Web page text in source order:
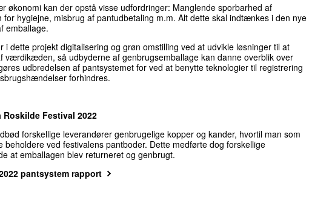
økonomi kan der opstå visse udfordringer: Manglende sporbarhed af
hygiejne, misbrug af pantudbetaling m.m. Alt dette skal indtænkes i den nye
emballage.
i dette projekt digitalisering og grøn omstilling ved at udvikle løsninger til at
værdikæden, så udbyderne af genbrugsemballage kan danne overblik over
udbredelsen af pantsystemet for ved at benytte teknologier til registrering
forhindres.
Festival 2022
forskellige leverandører genbrugelige kopper og kander, hvortil man som
ved festivalens pantboder. Dette medførte dog forskellige
at emballagen blev returneret og genbrugt.
pantsystem rapport